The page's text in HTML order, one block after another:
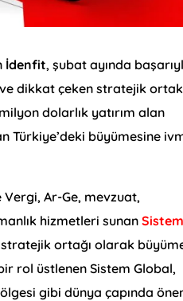
İdenfit, şubat ayında
dikkat çeken stratejik
dolarlık yatırım alan
Türkiye’deki büyümesine
Ar-Ge, mevzuat,
hizmetleri sunan
stratejik ortağı olarak
rol üstlenen Sistem Global,
gibi dünya çapında